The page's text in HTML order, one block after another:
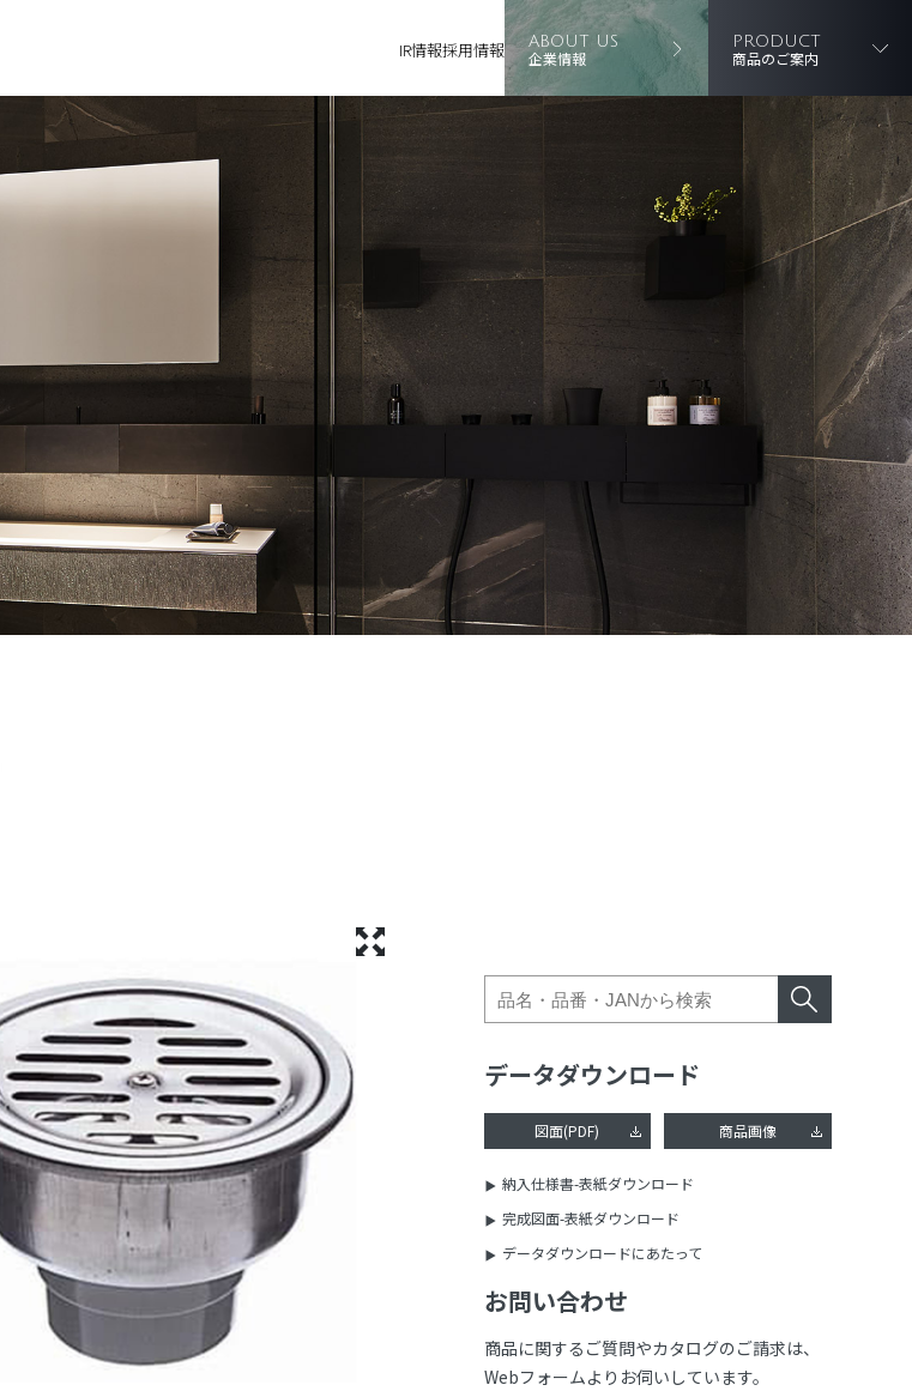
IR情報採用情報 ABOUT US
企業情報
PRODUCT
商品のご案内
データダウンロード
図面(PDF) 商品画像
納入仕様書-表紙ダウンロード
完成図面-表紙ダウンロード
データダウンロードにあたって
お問い合わせ
商品に関するご質問やカタログのご請求は、
Webフォームよりお伺いしています。